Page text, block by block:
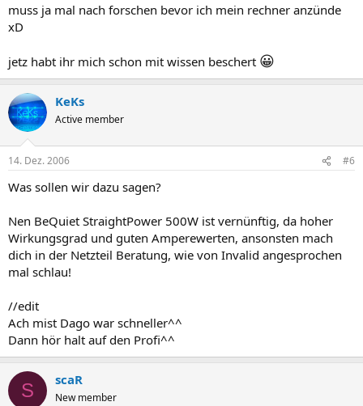
muss ja mal nach forschen bevor ich mein rechner anzünde
xD
jetz habt ihr mich schon mit wissen beschert 😀
KeKs
Active member
14. Dez. 2006 #6
Was sollen wir dazu sagen?
Nen BeQuiet StraightPower 500W ist vernünftig, da hoher
Wirkungsgrad und guten Amperewerten, ansonsten mach
dich in der Netzteil Beratung, wie von Invalid angesprochen
mal schlau!
//edit
Ach mist Dago war schneller^^
Dann hör halt auf den Profi^^
S scaR
New member